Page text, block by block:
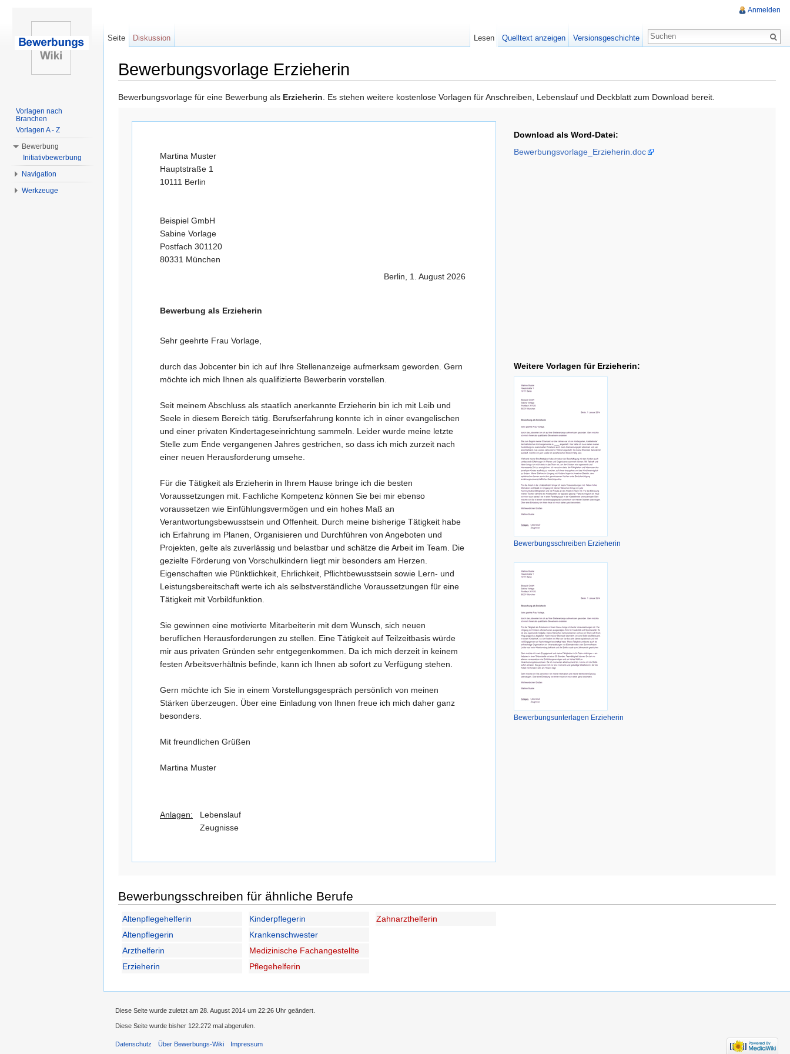
Bewerbungsvorlage Erzieherin
Bewerbungsvorlage für eine Bewerbung als Erzieherin. Es stehen weitere kostenlose Vorlagen für Anschreiben, Lebenslauf und Deckblatt zum Download bereit.
Martina Muster
Hauptstraße 1
10111 Berlin
Beispiel GmbH
Sabine Vorlage
Postfach 301120
80331 München
Berlin, 1. August 2026
Bewerbung als Erzieherin
Sehr geehrte Frau Vorlage,
durch das Jobcenter bin ich auf Ihre Stellenanzeige aufmerksam geworden. Gern
möchte ich mich Ihnen als qualifizierte Bewerberin vorstellen.
Seit meinem Abschluss als staatlich anerkannte Erzieherin bin ich mit Leib und
Seele in diesem Bereich tätig. Berufserfahrung konnte ich in einer evangelischen
und einer privaten Kindertageseinrichtung sammeln. Leider wurde meine letzte
Stelle zum Ende vergangenen Jahres gestrichen, so dass ich mich zurzeit nach
einer neuen Herausforderung umsehe.
Für die Tätigkeit als Erzieherin in Ihrem Hause bringe ich die besten
Voraussetzungen mit. Fachliche Kompetenz können Sie bei mir ebenso
voraussetzen wie Einfühlungsvermögen und ein hohes Maß an
Verantwortungsbewusstsein und Offenheit. Durch meine bisherige Tätigkeit habe
ich Erfahrung im Planen, Organisieren und Durchführen von Angeboten und
Projekten, gelte als zuverlässig und belastbar und schätze die Arbeit im Team. Die
gezielte Förderung von Vorschulkindern liegt mir besonders am Herzen.
Eigenschaften wie Pünktlichkeit, Ehrlichkeit, Pflichtbewusstsein sowie Lern- und
Leistungsbereitschaft werte ich als selbstverständliche Voraussetzungen für eine
Tätigkeit mit Vorbildfunktion.
Sie gewinnen eine motivierte Mitarbeiterin mit dem Wunsch, sich neuen
beruflichen Herausforderungen zu stellen. Eine Tätigkeit auf Teilzeitbasis würde
mir aus privaten Gründen sehr entgegenkommen. Da ich mich derzeit in keinem
festen Arbeitsverhältnis befinde, kann ich Ihnen ab sofort zu Verfügung stehen.
Gern möchte ich Sie in einem Vorstellungsgespräch persönlich von meinen
Stärken überzeugen. Über eine Einladung von Ihnen freue ich mich daher ganz
besonders.
Mit freundlichen Grüßen
Martina Muster
Anlagen:
Lebenslauf
Zeugnisse
Download als Word-Datei:
Bewerbungsvorlage_Erzieherin.doc
Weitere Vorlagen für Erzieherin:
Bewerbungsschreiben Erzieherin
Bewerbungsunterlagen Erzieherin
Bewerbungsschreiben für ähnliche Berufe
Altenpflegehelferin
Altenpflegerin
Arzthelferin
Erzieherin
Kinderpflegerin
Krankenschwester
Medizinische Fachangestellte
Pflegehelferin
Zahnarzthelferin
Anmelden
Seite Diskussion Lesen Quelltext anzeigen Versionsgeschichte
Vorlagen nach
Branchen
Vorlagen A - Z
Bewerbung
Initiativbewerbung
Navigation
Werkzeuge
Diese Seite wurde zuletzt am 28. August 2014 um 22:26 Uhr geändert.
Diese Seite wurde bisher 122.272 mal abgerufen.
Datenschutz Über Bewerbungs-Wiki Impressum